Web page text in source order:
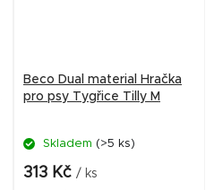
Beco Dual material Hračka
pro psy Tygřice Tilly M
Skladem (>5 ks)
313 Kč / ks